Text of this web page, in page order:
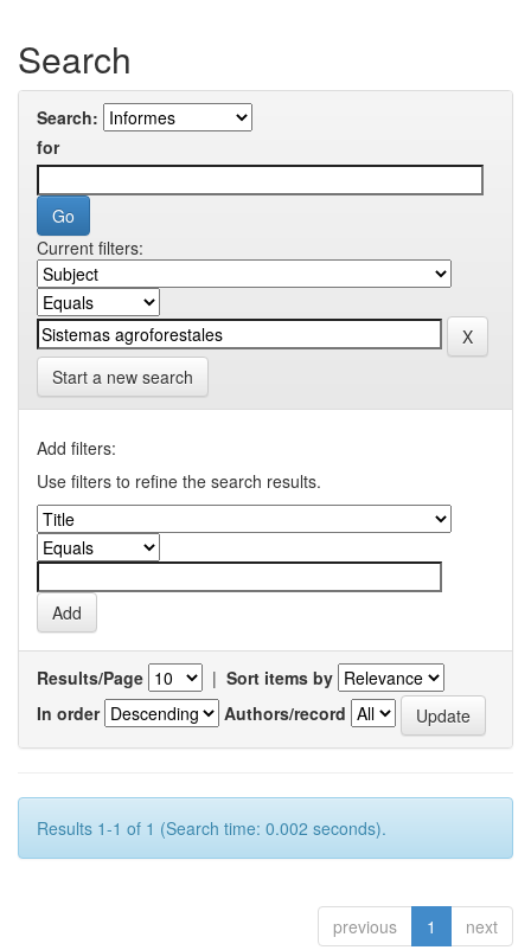
Search
Search:
for
Current filters:
Start a new search
Add filters:
Use filters to refine the search results.
Results/Page | Sort items by
In order
Authors/record
Results 1-1 of 1 (Search time: 0.002 seconds).
previous 1 next